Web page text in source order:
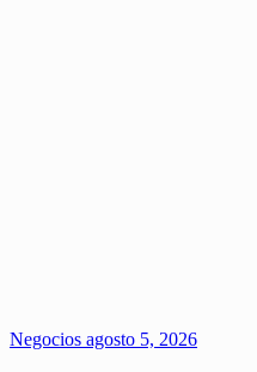
Negocios agosto 5, 2026